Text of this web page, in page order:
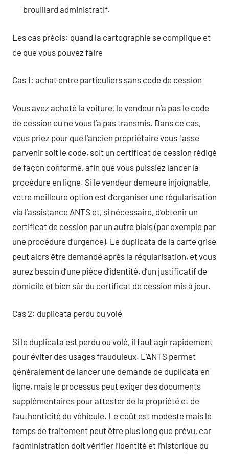
brouillard administratif.
Les cas précis: quand la cartographie se complique et
ce que vous pouvez faire
Cas 1: achat entre particuliers sans code de cession
Vous avez acheté la voiture, le vendeur n’a pas le code
de cession ou ne vous l’a pas transmis. Dans ce cas,
vous priez pour que l’ancien propriétaire vous fasse
parvenir soit le code, soit un certificat de cession rédigé
de façon conforme, afin que vous puissiez lancer la
procédure en ligne. Si le vendeur demeure injoignable,
votre meilleure option est d’organiser une régularisation
via l’assistance ANTS et, si nécessaire, d’obtenir un
certificat de cession par un autre biais (par exemple par
une procédure d’urgence). Le duplicata de la carte grise
peut alors être demandé après la régularisation, et vous
aurez besoin d’une pièce d’identité, d’un justificatif de
domicile et bien sûr du certificat de cession mis à jour.
Cas 2: duplicata perdu ou volé
Si le duplicata est perdu ou volé, il faut agir rapidement
pour éviter des usages frauduleux. L’ANTS permet
généralement de lancer une demande de duplicata en
ligne, mais le processus peut exiger des documents
supplémentaires pour attester de la propriété et de
l’authenticité du véhicule. Le coût est modeste mais le
temps de traitement peut être plus long que prévu, car
l’administration doit vérifier l’identité et l’historique du